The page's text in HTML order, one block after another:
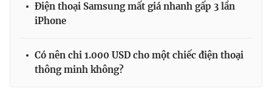
Điện thoại Samsung mất giá nhanh gấp 3 lần
iPhone
Có nên chi 1.000 USD cho một chiếc điện thoại
thông minh không?